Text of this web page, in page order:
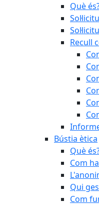
Què
Recull
Bústia ètica
Què
Com
Qui
Com